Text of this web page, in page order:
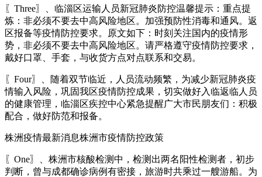
〖Three〗、临淄区运输人员新冠肺炎防控温馨提示：重点提
炼：非必须不要去中高风险地区。加强预防性消毒和通风。返
区报备等疫情防控要求。原文如下：时刻关注国内的疫情形
势，非必须不要去中高风险地区。请严格遵守疫情防控要求，
戴好口罩、手套，与收货方点对点联系和交易。
〖Four〗、随着双节临近，人员流动频繁，为减少新冠肺炎疫
情输入风险，巩固我区疫情防控成果，切实做好入临返临人员
的健康管理，临淄区疾控中心紧急提醒广大市民朋友们：积极
配合，做好防范和报备。
株洲疫情最新消息株洲市疫情防控政策
〖One〗、株洲市核酸检测中，检测出两名阳性检测者，初步
判断，曾与成都确诊病例有密接，旅游时共乘过一艘游船。为